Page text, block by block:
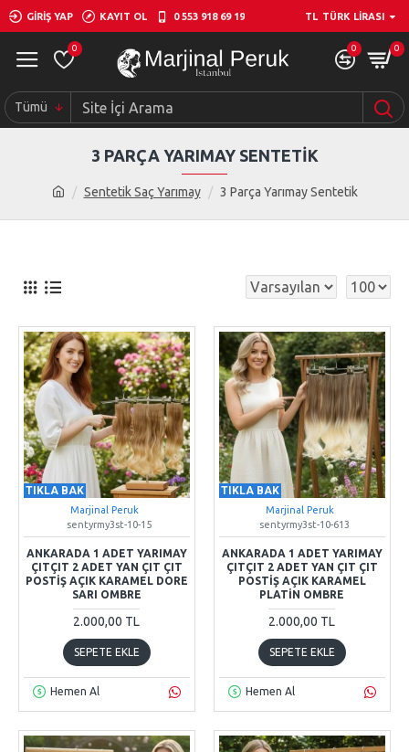
GIRIŞ YAP KAYIT OL 0 553 918 69 19 TL TÜRK LIRASI
0 0 0
Tümü
Sentetik Saç Yarımay 3 Parça Yarımay Sentetik
3 PARÇA YARIMAY SENTETIK
TIKLA BAK
Marjinal Peruk
sentyrmy3st-10-15
ANKARADA 1 ADET YARIMAY
ÇITÇIT 2 ADET YAN ÇIT ÇIT
POSTIŞ AÇIK KARAMEL DORE
SARI OMBRE
2.000,00 TL
SEPETE EKLE
Hemen Al
TIKLA BAK
Marjinal Peruk
sentyrmy3st-10-613
ANKARADA 1 ADET YARIMAY
ÇITÇIT 2 ADET YAN ÇIT ÇIT
POSTIŞ AÇIK KARAMEL
PLATIN OMBRE
2.000,00 TL
SEPETE EKLE
Hemen Al